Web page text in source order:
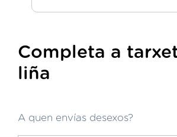
Completa a
liña
A quen envías desexos?